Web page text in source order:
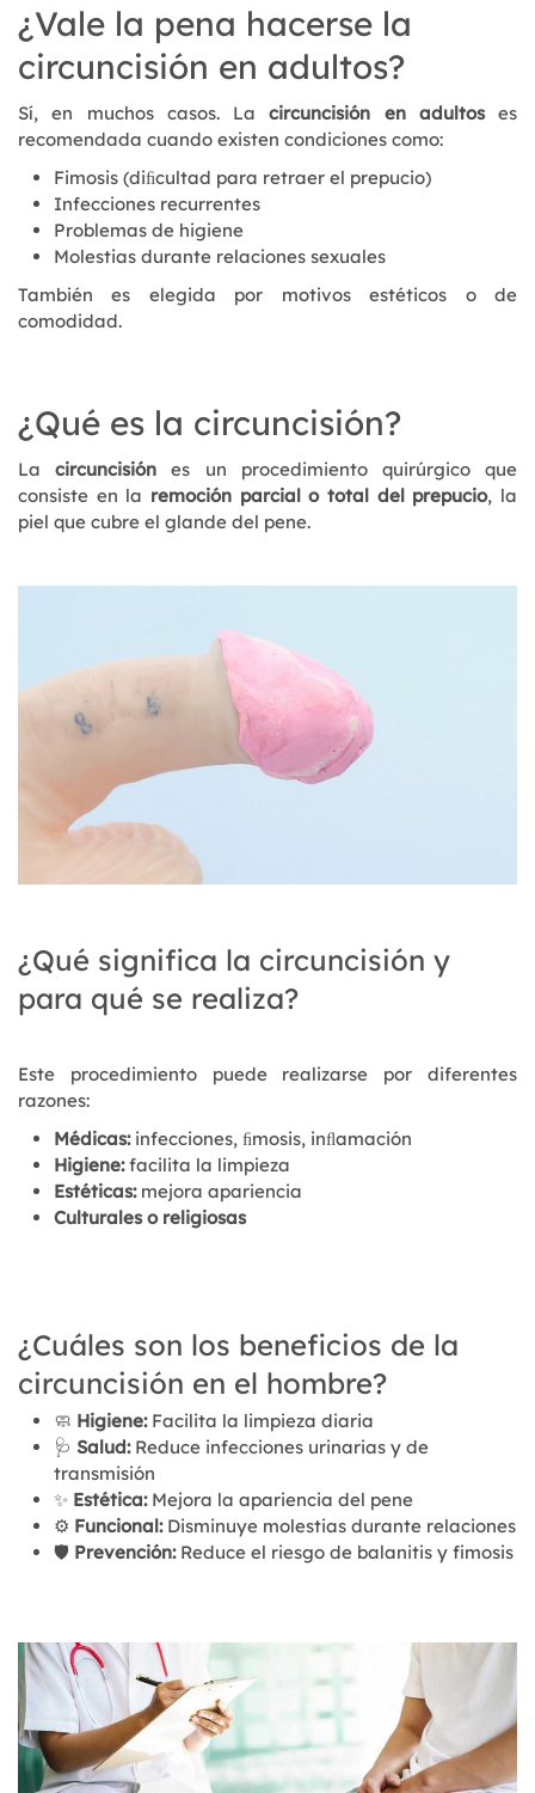
¿Vale la pena hacerse la
circuncisión en adultos?
Sí, en muchos casos. Lacircuncisión en adultos es
recomendada cuando existen condiciones como:
Fimosis (diﬁcultad para retraer el prepucio)
Infecciones recurrentes
Problemas de higiene
Molestias durante relaciones sexuales
También es elegida por motivos estéticos o de
comodidad.
¿Qué es la circuncisión?
Lacircuncisiónes un procedimiento quirúrgico que
consiste en la remoción parcial o total del prepucio, la
piel que cubre el glande del pene.
¿Qué significa la circuncisión y
para qué se realiza?
Este procedimiento puede realizarse por diferentes
razones:
Médicas: infecciones, ﬁmosis, inﬂamación
Higiene:facilita la limpieza
Estéticas: mejora apariencia
Culturales o religiosas
¿Cuáles son los beneficios de la
circuncisión en el hombre?
🧼 Higiene:Facilita la limpieza diaria
🩺 Salud:Reduce infecciones urinarias y de
transmisión
✨ Estética:Mejora la apariencia del pene
⚙️ Funcional:Disminuye molestias durante relaciones
🛡️ Prevención:Reduce el riesgo de balanitis y fimosis